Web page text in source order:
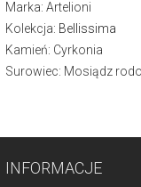
Marka: Artelioni
Kolekcja: Bellissima
Kamień: Cyrkonia
Surowiec: Mosiądz
INFORMACJE